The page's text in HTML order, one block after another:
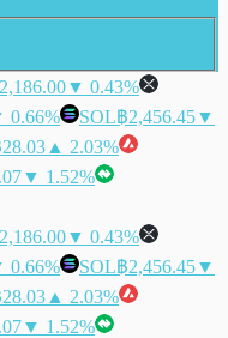
▼ 0.43%
0.66% SOL฿2,456.45▼
▲ 2.03%
▼ 1.52%
▼ 0.43%
0.66% SOL฿2,456.45▼
▲ 2.03%
▼ 1.52%